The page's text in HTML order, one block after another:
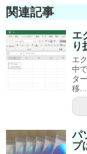
関連記事
エ
り
エ
中
タ
移...
パ
プ